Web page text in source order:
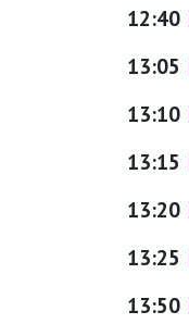
12:40
13:05
13:10
13:15
13:20
13:25
13:50